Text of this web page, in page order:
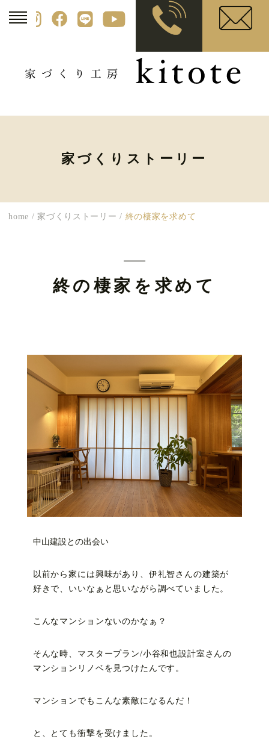
家づくりストーリー
home /家づくりストーリー / 終の棲家を求めて
終の棲家を求めて
中山建設との出会い
以前から家には興味があり、伊礼智さんの建築が
好きで、いいなぁと思いながら調べていました。
こんなマンションないのかなぁ？
そんな時、マスタープラン/小谷和也設計室さんの
マンションリノベを見つけたんです。
マンションでもこんな素敵になるんだ！
と、とても衝撃を受けました。